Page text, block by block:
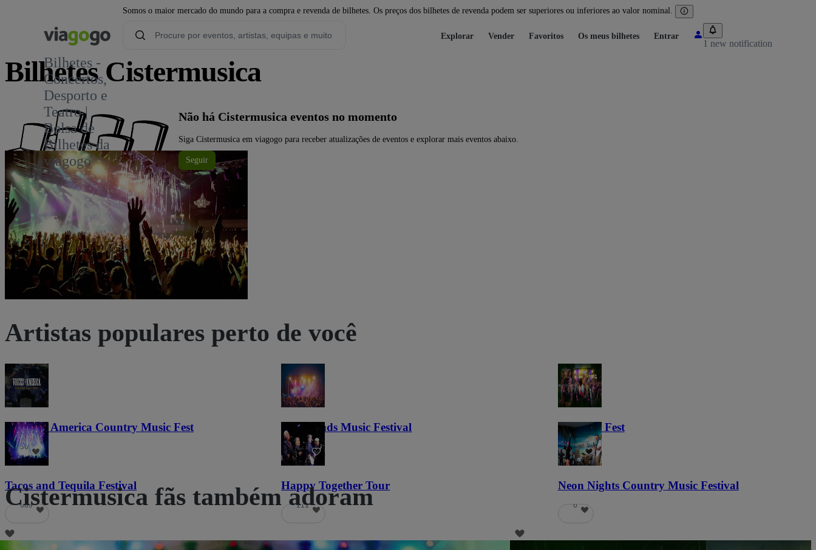
Somos o maior mercado do mundo para a compra e revenda de bilhetes. Os preços dos bilhetes de revenda podem ser superiores ou inferiores ao valor nominal.
Bilhetes -
Concertos,
Desporto e
Teatro |
Bolsa de
Bilhetes da
viagogo
Explorar Vender Favoritos Os meus bilhetes Entrar
1 new notification
Bilhetes Cistermusica
Não há Cistermusica eventos no momento
Siga Cistermusica em viagogo para receber atualizações de eventos e explorar mais eventos abaixo.
Seguir
Artistas populares perto de você
Voices of America Country Music Fest
36
Lost Lands Music Festival
121
Haunted Fest
58
Tacos and Tequila Festival
689
Happy Together Tour
111
Neon Nights Country Music Festival
6
Cistermusica fãs também adoram